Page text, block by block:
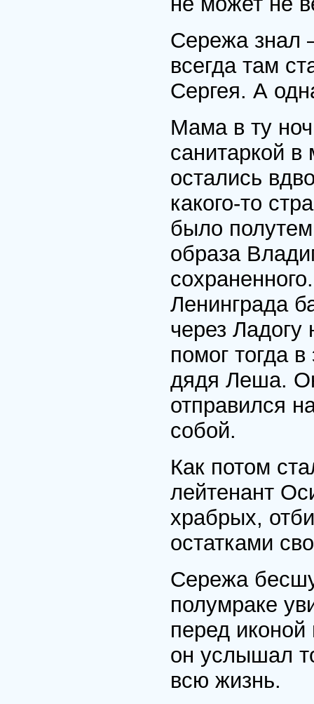
Сережа знал
всегда там
Сергея. А
Мама в ту
санитаркой
остались
какого-то
было
образа
Ленинграда
через
помог тогда
дядя Леша.
отправился
собой.
Как потом
лейтенант
храбрых,
остатками
Сережа
полумраке
перед
он услышал
всю жизнь.